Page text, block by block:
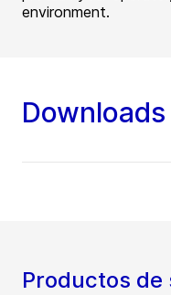
environment.
Downloads
Productos de